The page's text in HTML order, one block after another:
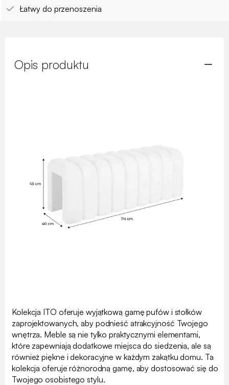
Łatwy do przenoszenia
Opis produktu
Kolekcja ITO oferuje wyjątkową gamę pufów i stołków
zaprojektowanych, aby podnieść atrakcyjność Twojego
wnętrza. Meble są nie tylko praktycznymi elementami,
które zapewniają dodatkowe miejsca do siedzenia, ale są
również piękne i dekoracyjne w każdym zakątku domu. Ta
kolekcja oferuje różnorodną gamę, aby dostosować się do
Twojego osobistego stylu.